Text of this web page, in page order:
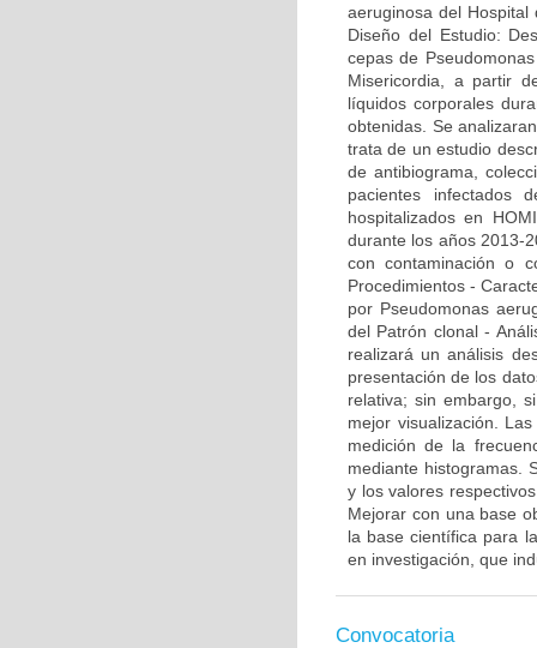
aeruginosa del
Diseño del Estudio:
cepas de
Misericordia, a partir
líquidos corporales
obtenidas. Se
trata de un estudio
de antibiograma,
pacientes infectados
hospitalizados en
durante los años 2013-
con contaminación o
Procedimientos -
por Pseudomonas
del Patrón clonal -
realizará un análisis
presentación de los
relativa; sin embargo,
mejor visualización.
medición de la
mediante histogramas.
y los valores
Mejorar con una base
la base científica para
en investigación, que
Convocatoria